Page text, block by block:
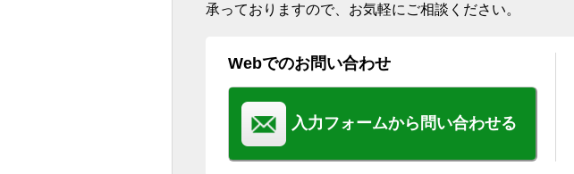
承っておりますので、お気軽にご相談ください。
Webでのお問い合わせ
入力フォームから問い合わせる